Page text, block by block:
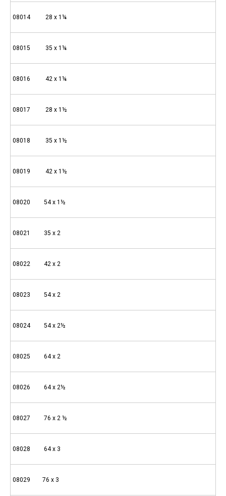
08014 28 x 1¼
08015 35 x 1¼
08016 42 x 1¼
08017 28 x 1½
08018 35 x 1½
08019 42 x 1½
08020 54 x 1½
08021 35 x 2
08022 42 x 2
08023 54 x 2
08024 54 x 2½
08025 64 x 2
08026 64 x 2½
08027 76 x 2 ½
08028 64 x 3
08029 76 x 3